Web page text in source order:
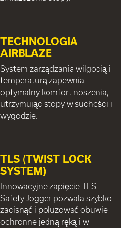
TECHNOLOGIA
AIRBLAZE
System zarządzania wilgocią i
temperaturą zapewnia
optymalny komfort noszenia,
utrzymując stopy w suchości i
wygodzie.
TLS (TWIST LOCK
SYSTEM)
Innowacyjne zapięcie TLS
Safety Jogger pozwala szybko
zacisnąć i poluzować obuwie
ochronne jedną ręką i w